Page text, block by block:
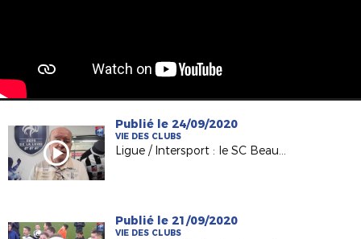
Publié le 24/09/2020
VIE DES CLUBS
Ligue / Intersport : le SC Beaucouzé du Président Pascal Labbé récompensé
Publié le 21/09/2020
VIE DES CLUBS